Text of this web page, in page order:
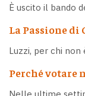
È uscito il bando
La Passione di
Luzzi, per chi non
Perché votare